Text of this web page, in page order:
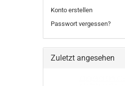
Konto erstellen
Passwort vergessen?
Zuletzt angesehen